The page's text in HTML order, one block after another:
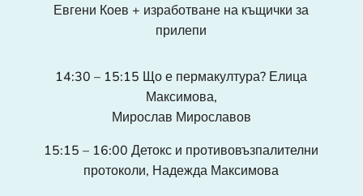
Евгени Коев + изработване на къщички за
прилепи
14:30 – 15:15 Що е пермакултура? Елица
Максимова,
Мирослав Мирославов
15:15 – 16:00 Детокс и противовъзпалителни
протоколи, Надежда Максимова